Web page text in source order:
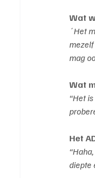
Wat
´Het
mag
Wat
“Het
Het
diepte